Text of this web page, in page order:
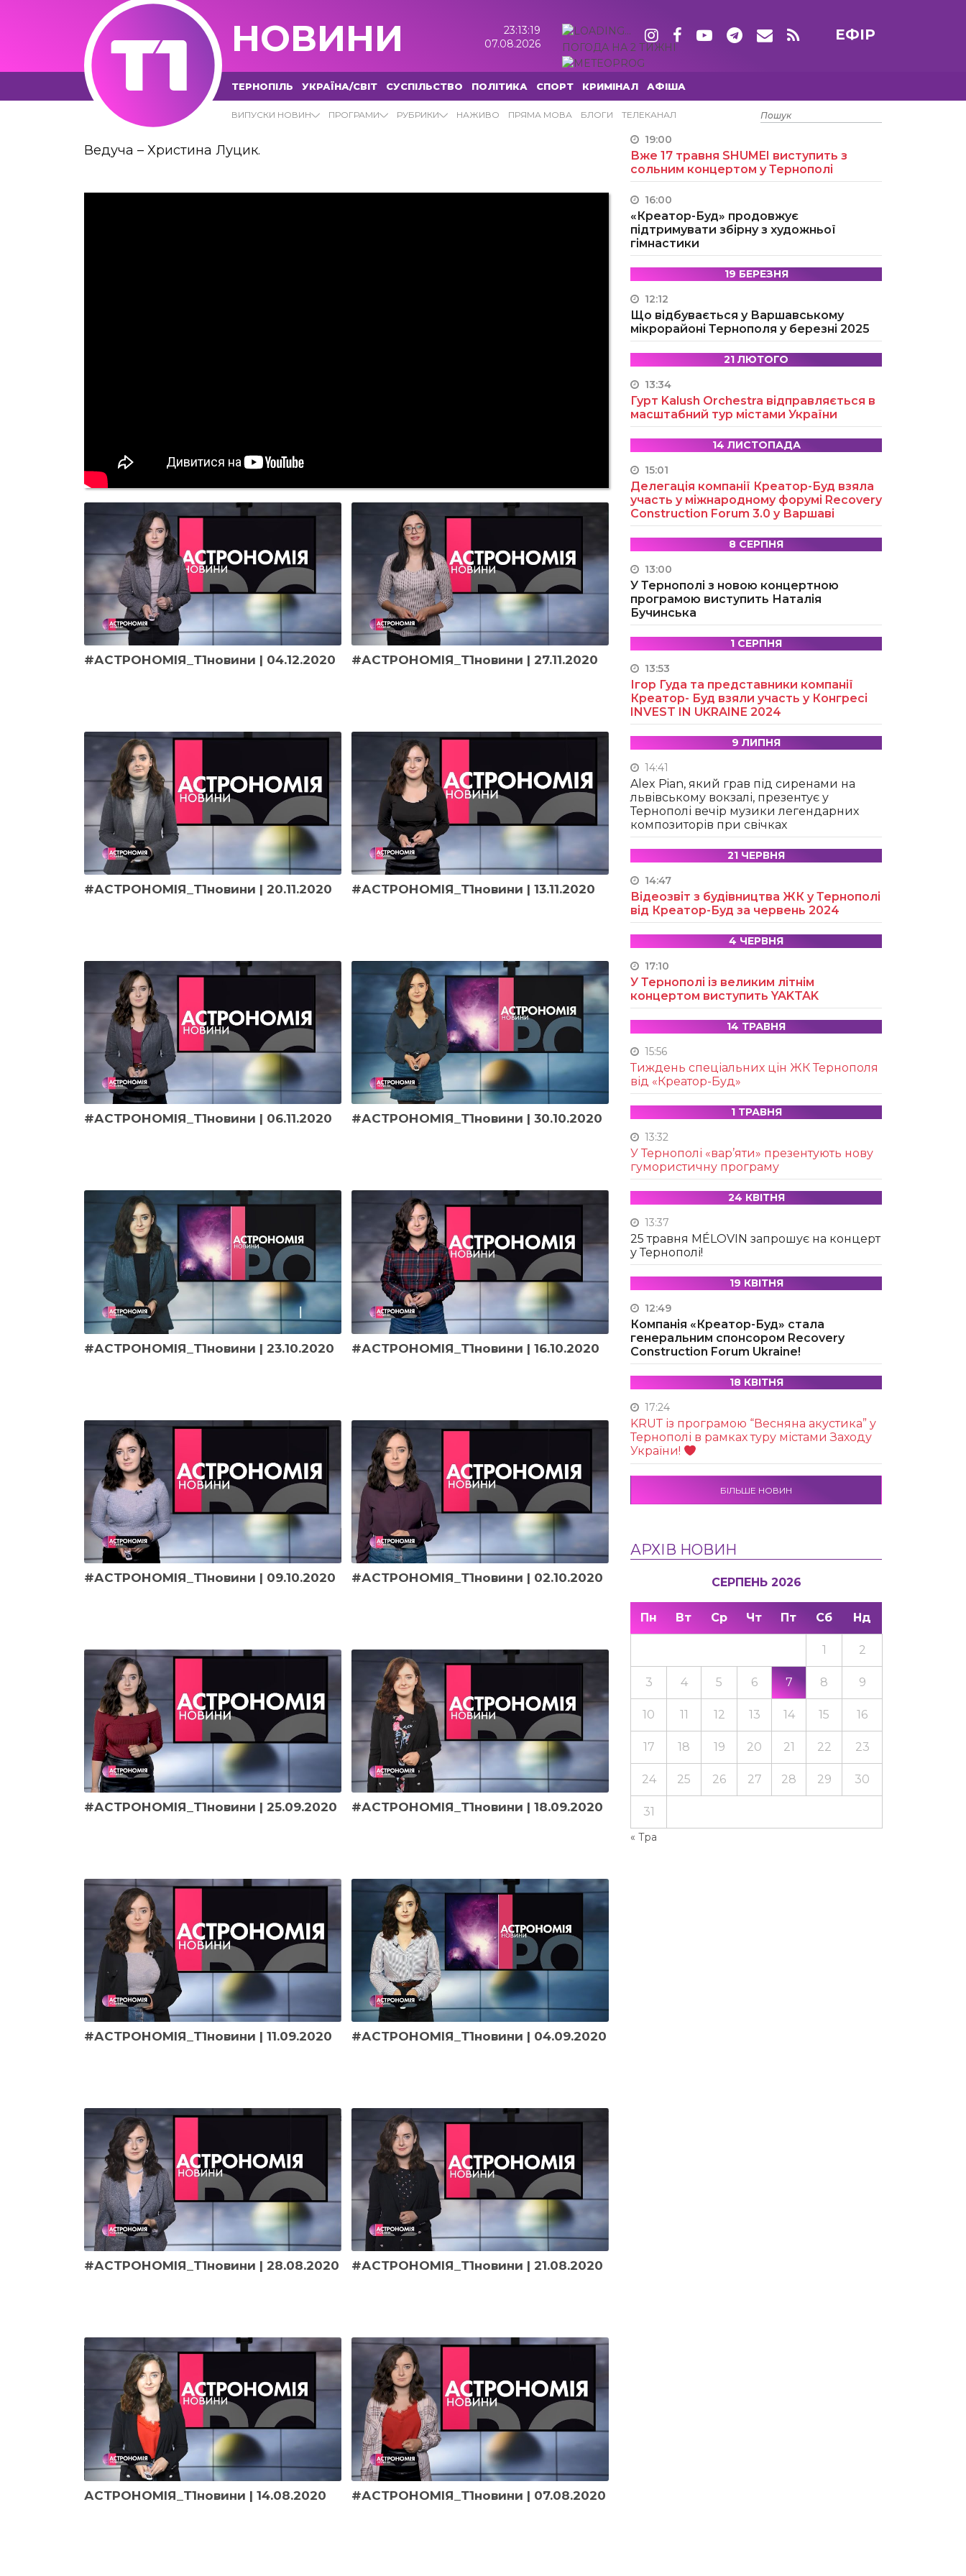
НОВИНИ
23:13:20
07.08.2026
ПОГОДА НА 2 ТИЖНІ
ЕФІР
ТЕРНОПІЛЬ УКРАЇНА/СВІТ СУСПІЛЬСТВО ПОЛІТИКА СПОРТ КРИМІНАЛ АФІША
ВИПУСКИ НОВИН ПРОГРАМИ РУБРИКИ НАЖИВО ПРЯМА МОВА БЛОГИ ТЕЛЕКАНАЛ
АСТРОНОМІЯ
Ведуча – Христина Луцик.
#АСТРОНОМІЯ_Т1новини | 04.12.2020 #АСТРОНОМІЯ_Т1новини | 27.11.2020
#АСТРОНОМІЯ_Т1новини | 20.11.2020 #АСТРОНОМІЯ_Т1новини | 13.11.2020
#АСТРОНОМІЯ_Т1новини | 06.11.2020 #АСТРОНОМІЯ_Т1новини | 30.10.2020
#АСТРОНОМІЯ_Т1новини | 23.10.2020 #АСТРОНОМІЯ_Т1новини | 16.10.2020
#АСТРОНОМІЯ_Т1новини | 09.10.2020 #АСТРОНОМІЯ_Т1новини | 02.10.2020
#АСТРОНОМІЯ_Т1новини | 25.09.2020 #АСТРОНОМІЯ_Т1новини | 18.09.2020
#АСТРОНОМІЯ_Т1новини | 11.09.2020 #АСТРОНОМІЯ_Т1новини | 04.09.2020
#АСТРОНОМІЯ_Т1новини | 28.08.2020 #АСТРОНОМІЯ_Т1новини | 21.08.2020
АСТРОНОМІЯ_Т1новини | 14.08.2020 #АСТРОНОМІЯ_Т1новини | 07.08.2020
15 ТРАВНЯ
19:00
Вже 17 травня SHUMEI виступить з
сольним концертом у Тернополі
16:00
«Креатор-Буд» продовжує
підтримувати збірну з художньої
гімнастики
19 БЕРЕЗНЯ
12:12
Що відбувається у Варшавському
мікрорайоні Тернополя у березні 2025
21 ЛЮТОГО
13:34
Гурт Kalush Orchestra відправляється в
масштабний тур містами України
14 ЛИСТОПАДА
15:01
Делегація компанії Креатор-Буд взяла
участь у міжнародному форумі Recovery
Construction Forum 3.0 у Варшаві
8 СЕРПНЯ
13:00
У Тернополі з новою концертною
програмою виступить Наталія
Бучинська
1 СЕРПНЯ
13:53
Ігор Гуда та представники компанії
Креатор- Буд взяли участь у Конгресі
INVEST IN UKRAINE 2024
9 ЛИПНЯ
14:41
Alex Pian, який грав під сиренами на
львівському вокзалі, презентує у
Тернополі вечір музики легендарних
композиторів при свічках
21 ЧЕРВНЯ
14:47
Відеозвіт з будівництва ЖК у Тернополі
від Креатор-Буд за червень 2024
4 ЧЕРВНЯ
17:10
У Тернополі із великим літнім
концертом виступить YAKTAK
14 ТРАВНЯ
15:56
Тиждень спеціальних цін ЖК Тернополя
від «Креатор-Буд»
1 ТРАВНЯ
13:32
У Тернополі «вар’яти» презентують нову
гумористичну програму
24 КВІТНЯ
13:37
25 травня MÉLOVIN запрошує на концерт
у Тернополі!
19 КВІТНЯ
12:49
Компанія «Креатор-Буд» стала
генеральним спонсором Recovery
Construction Forum Ukraine!
18 КВІТНЯ
17:24
KRUТ із програмою “Весняна акустика” у
Тернополі в рамках туру містами Заходу
України!
БІЛЬШЕ НОВИН
АРХІВ НОВИН
СЕРПЕНЬ 2026
Пн Вт Ср Чт Пт Сб Нд
« Тра
1 2
3 4 5 6 7 8 9
10 11 12 13 14 15 16
17 18 19 20 21 22 23
24 25 26 27 28 29 30
31